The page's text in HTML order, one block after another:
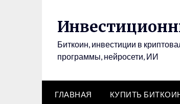
Биткоин, инвестиции в
программы, нейросети, ИИ
ГЛАВНАЯ КУПИТЬ